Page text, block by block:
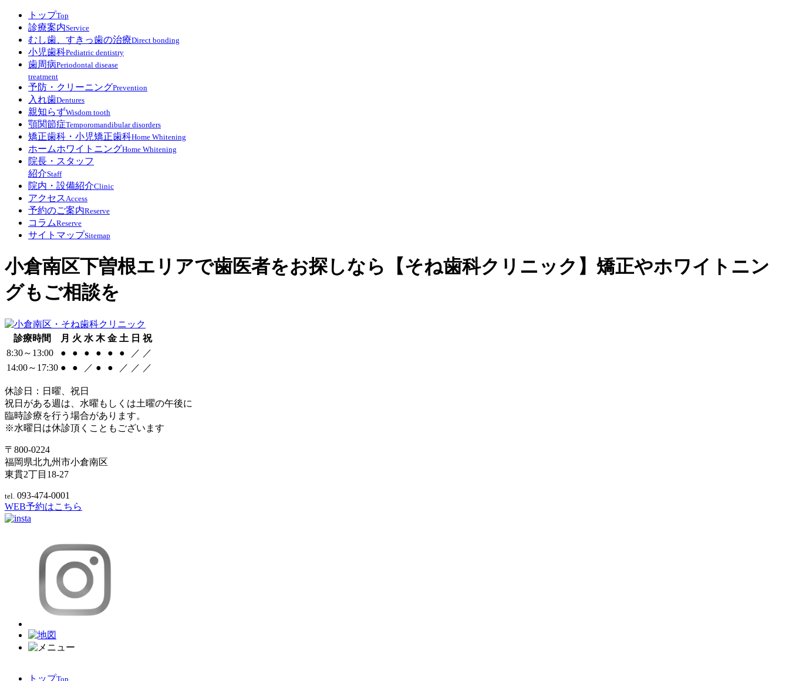
トップTop
診療案内Service
むし歯、すきっ歯の治療Direct bonding
小児歯科Pediatric dentistry
歯周病Periodontal disease
treatment
予防・クリーニングPrevention
入れ歯Dentures
親知らずWisdom tooth
顎関節症Temporomandibular disorders
矯正歯科・小児矯正歯科Home Whitening
ホームホワイトニングHome Whitening
院長・スタッフ
紹介Staff
院内・設備紹介Clinic
アクセスAccess
予約のご案内Reserve
コラムReserve
サイトマップSitemap
小倉南区下曽根エリアで歯医者をお探しなら【そね歯科クリニック】矯正やホワイトニン
グもご相談を
診療時間 月 火 水 木 金 土 日 祝
8:30～13:00
● ● ● ● ● ● ／ ／
14:00～17:30 ● ● ／ ● ● ／ ／ ／
休診日：日曜、祝日
祝日がある週は、水曜もしくは土曜の午後に
臨時診療を行う場合があります。
※水曜日は休診頂くこともございます
〒800-0224
福岡県北九州市小倉南区
東貫2丁目18-27
tel. 093-474-0001
WEB予約はこちら
トップTop